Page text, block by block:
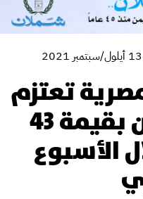
تعتزم
طرح أدوات دين بقيمة 43
الأسبوع